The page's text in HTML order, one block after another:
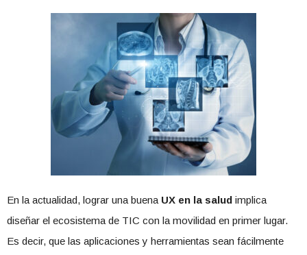
En la actualidad, lograr una buena UX en la salud implica
diseñar el ecosistema de TIC con la movilidad en primer lugar.
Es decir, que las aplicaciones y herramientas sean fácilmente